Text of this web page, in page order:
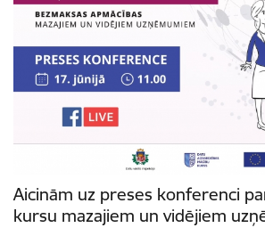
Aicinām uz preses konferenci
kursu mazajiem un vidējiem